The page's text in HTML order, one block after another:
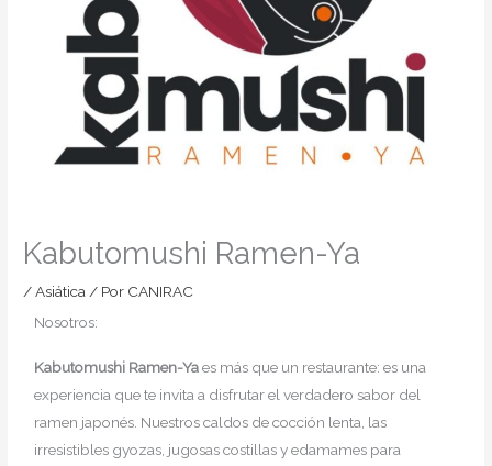
Kabutomushi Ramen-Ya
/Asiática / Por CANIRAC
Nosotros:
Kabutomushi Ramen-Yaes más que un restaurante: es una
experiencia que te invita a disfrutar el verdadero sabor del
ramen japonés. Nuestros caldos de cocción lenta, las
irresistibles gyozas, jugosas costillas y edamames para